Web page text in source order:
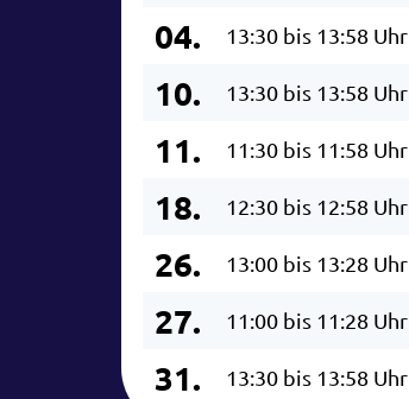
04. 13:30 bis 13:58 Uhr
10. 13:30 bis 13:58 Uhr
11. 11:30 bis 11:58 Uhr
18. 12:30 bis 12:58 Uhr
26. 13:00 bis 13:28 Uhr
27. 11:00 bis 11:28 Uhr
31. 13:30 bis 13:58 Uhr